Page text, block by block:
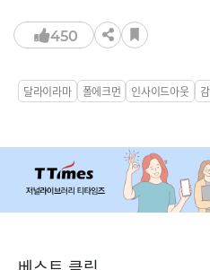
450
달라이라마 폴에크먼 인사이드아웃